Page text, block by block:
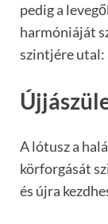
pedig a
harmóniáját
szintjére utal:
A lótusz a
körforgását
és újra